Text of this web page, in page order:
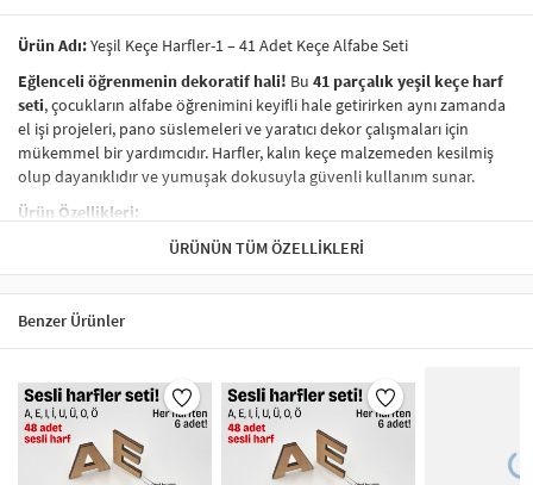
Ürün Adı:Yeşil Keçe Harfler-1 – 41 Adet Keçe Alfabe Seti
Eğlenceli öğrenmenin dekoratif hali! Bu 41 parçalık yeşil keçe harf
seti, çocukların alfabe öğrenimini keyifli hale getirirken aynı zamanda
el işi projeleri, pano süslemeleri ve yaratıcı dekor çalışmaları için
mükemmel bir yardımcıdır. Harfler, kalın keçe malzemeden kesilmiş
olup dayanıklıdır ve yumuşak dokusuyla güvenli kullanım sunar.
Ürün Özellikleri:
41 parçadan oluşur:Tüm Türk alfabesini içerir, bazı harflerden
birden fazla olabilir.
Kaliteli keçe malzeme:Yıpranmaya karşı dayanıklıdır, elde veya
pano üzerinde kolayca uygulanabilir.
Canlı yeşil renk:Dikkat çekici ve eğlenceli bir görünüm sunar.
ev içi oyunlar için idealdir.
Kullanım Alanları:
Okul öncesi eğitimde, çocuk odası
dekorasyonunda, doğum günü panolarında, öğretmen sunumlarında
ya da kendin yap (DIY) projelerinde harika bir yardımcıdır.
ÜRÜNÜN TÜM ÖZELLIKLERI
Benzer Ürünler